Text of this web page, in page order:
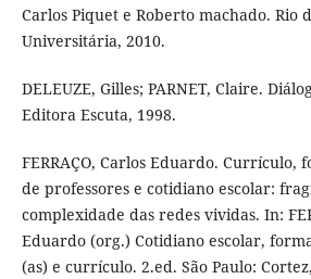
Carlos Piquet e Roberto machado. Rio
Universitária, 2010.
DELEUZE, Gilles; PARNET, Claire.
Editora Escuta, 1998.
FERRAÇO, Carlos Eduardo. Currículo,
de professores e cotidiano escolar:
complexidade das redes vividas. In:
Eduardo (org.) Cotidiano escolar,
(as) e currículo. 2.ed. São Paulo: